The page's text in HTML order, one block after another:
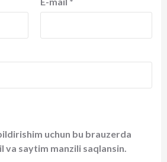
uchun bu brauzerda
va saytim manzili saqlansin.